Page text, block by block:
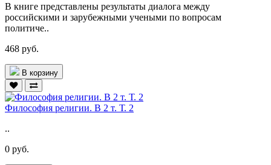
В книге представлены результаты диалога между
российскими и зарубежными учеными по вопросам
политиче..
468 руб.
В корзину
Философия религии. В 2 т. Т. 2
..
0 руб.